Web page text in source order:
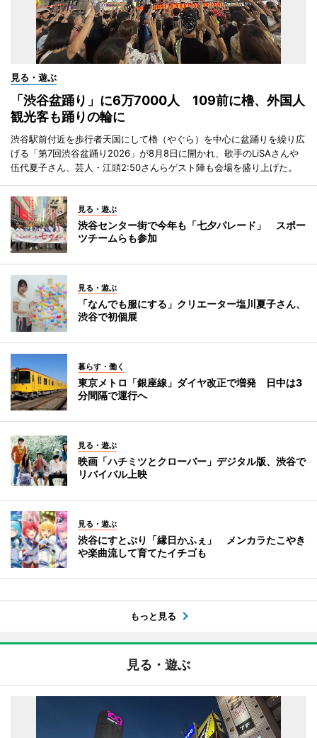
見る・遊ぶ
「渋谷盆踊り」に6万7000人 109前に櫓、外国人
観光客も踊りの輪に
渋谷駅前付近を歩行者天国にして櫓（やぐら）を中心に盆踊りを繰り広
げる「第7回渋谷盆踊り2026」が8月8日に開かれ、歌手のLiSAさんや
伍代夏子さん、芸人・江頭2:50さんらゲスト陣も会場を盛り上げた。
見る・遊ぶ
渋谷センター街で今年も「七夕パレード」 スポー
ツチームらも参加
見る・遊ぶ
「なんでも服にする」クリエーター塩川夏子さん、
渋谷で初個展
暮らす・働く
東京メトロ「銀座線」ダイヤ改正で増発 日中は3
分間隔で運行へ
見る・遊ぶ
映画「ハチミツとクローバー」デジタル版、渋谷で
リバイバル上映
見る・遊ぶ
渋谷にすとぷり「縁日かふぇ」 メンカラたこやき
や楽曲流して育てたイチゴも
もっと見る
見る・遊ぶ